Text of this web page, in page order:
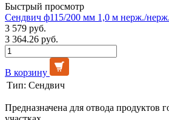
Быстрый просмотр
Сендвич ф115/200 мм 1,0 м нерж./
3 579 руб.
3 364.26 руб.
В корзину
Тип: Сендвич
Предназначена для отвода продуктов